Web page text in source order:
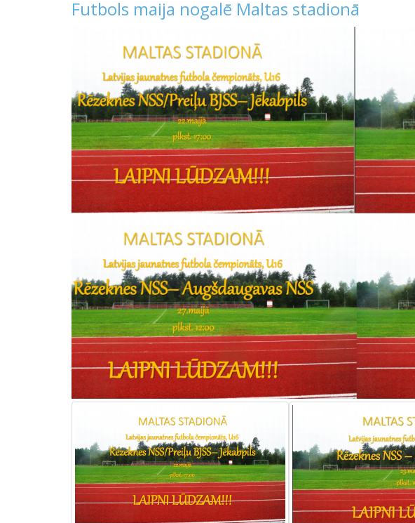
Futbols maija nogalē Maltas stadionā